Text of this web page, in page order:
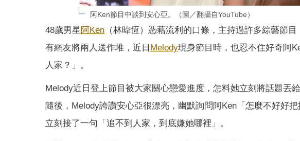
阿Ken節目中談到安心亞。（圖／翻攝自YouTube）
48歲男星 阿Ken （林暐恆）憑藉流利的口條，主持過許多綜藝節目
有網友將兩人送作堆，近日 Melody現身節目時，也忍不住好奇阿
人家？」。
Melody近日登上節目被大家關心戀愛進度，怎料她立刻將話題丟
隨後，Melody誇讚安心亞很漂亮，幽默詢問阿Ken「怎麼不好好
立刻接了一句「追不到人家，到底嫌她哪裡」。